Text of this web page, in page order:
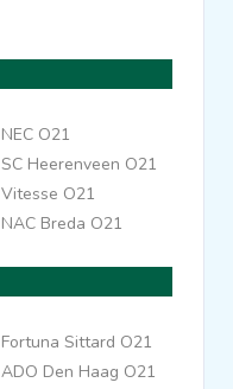
NEC O21
SC Heerenveen O21
Vitesse O21
NAC Breda O21
Fortuna Sittard O21
ADO Den Haag O21